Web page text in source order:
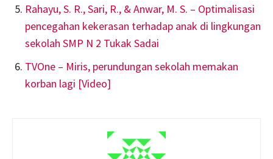
Rahayu, S. R., Sari, R., & Anwar, M. S. – Optimalisasi
pencegahan kekerasan terhadap anak di lingkungan
sekolah SMP N 2 Tukak Sadai
TVOne – Miris, perundungan sekolah memakan
korban lagi [Video]